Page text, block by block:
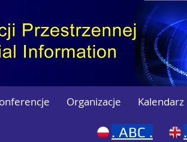
Organizacje Kalendarz
. ABC . .